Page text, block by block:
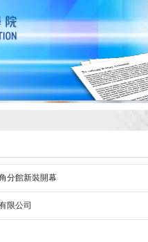
分館新裝開幕
限公司